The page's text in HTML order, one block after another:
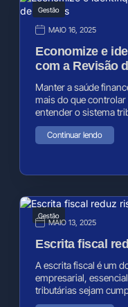
Gestão
MAIO 16, 2025
Economize e
com a Revisão
Manter a saúde
mais do que
entender o sistema
Continuar lendo
Gestão
MAIO 13, 2025
Escrita fiscal
A escrita fiscal é um
empresarial,
tributárias sejam